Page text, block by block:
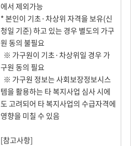
에서 제외가능
* 본인이 기초·차상위 자격을 보유(신
청일 기준) 하고 있는 경우 별도의 가구
원 동의 불필요
※ 가구원이 기초·차상위일 경우 가
구원 동의 필요
※ 가구원 정보는 사회보장정보시스
템을 활용하는 타 복지사업 심사 시에
도 고려되어 타 복지사업의 수급자격에
영향을 미칠 수 있음
[참고사항]